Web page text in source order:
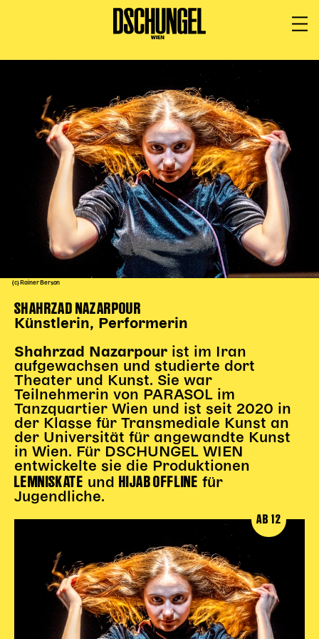
Vorstellungen
Festivals
Wild & Schön Festival
Gastspiele
Extras
Available for Touring
Archiv
Macht Wahn Sinn
Kinder Kunst
Workshops
Abenteuernacht
Kinder-Redaktion
Junge Kunst
Next Generation
Angewandte + DSCHUNGEL WIEN
MAGMA 25/26
Dramaturgie + Stadt
PÄDAGOGIK
Kunst + Wissen
Rund um den Vorstellungsbesuch
(c) Rainer Berson
SHAHRZAD NAZARPOUR
Künstlerin, Performerin
Shahrzad Nazarpour ist im Iran
aufgewachsen und studierte dort
Theater und Kunst. Sie war
Teilnehmerin von PARASOL im
Tanzquartier Wien und ist seit 2020 in
der Klasse für Transmediale Kunst an
der Universität für angewandte Kunst
in Wien. Für DSCHUNGEL WIEN
entwickelte sie die Produktionen
LEMNISKATE und HIJAB OFFLINE für
Jugendliche.
AB 12